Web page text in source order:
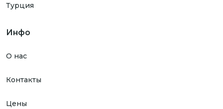
Турция
Инфо
О нас
Контакты
Цены